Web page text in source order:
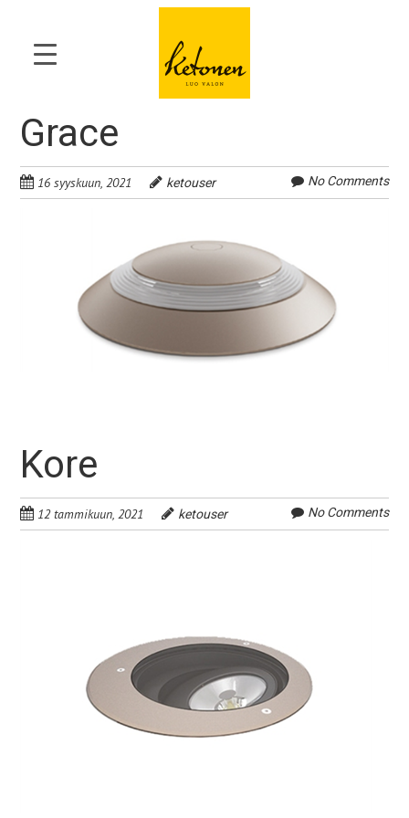
Grace
16 syyskuun, 2021 ketouser No Comments
Kore
12 tammikuun, 2021 ketouser No Comments